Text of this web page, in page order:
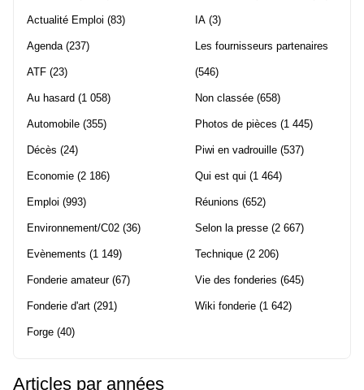
Actualité Emploi (83)
Agenda(237)
ATF (23)
Au hasard (1 058)
Automobile (355)
Décès (24)
Economie (2 186)
Emploi (993)
Environnement/C02 (36)
Evènements (1 149)
Fonderie amateur(67)
Fonderie d'art (291)
Forge (40)
IA (3)
Les fournisseurs partenaires
(546)
Non classée (658)
Photos de pièces (1 445)
Piwi en vadrouille (537)
Qui est qui (1 464)
Réunions (652)
Selon la presse (2 667)
Technique (2 206)
Vie des fonderies (645)
Wiki fonderie (1 642)
Articles par années